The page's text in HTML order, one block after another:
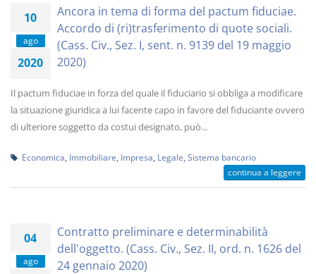
10
ago
2020
Ancora in tema di forma del pactum fiduciae.
Accordo di (ri)trasferimento di quote sociali.
(Cass. Civ., Sez. I, sent. n. 9139 del 19 maggio
2020)
Il pactum fiduciae in forza del quale il fiduciario si obbliga a modificare
la situazione giuridica a lui facente capo in favore del fiduciante ovvero
di ulteriore soggetto da costui designato, può...
Economica Immobiliare Impresa Legale Sistema bancario
continua a leggere
04
ago
Contratto preliminare e determinabilità
dell'oggetto. (Cass. Civ., Sez. II, ord. n. 1626 del
24 gennaio 2020)